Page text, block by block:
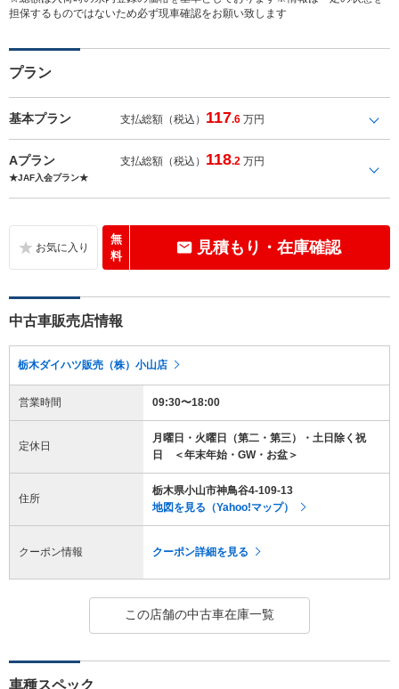
担保するものではないため必ず現車確認をお願い致します
プラン
基本プラン 支払総額（税込） 117.6 万円
Aプラン 支払総額（税込） 118.2 万円
★JAF入会プラン★
無
料
見積もり・在庫確認
中古車販売店情報
栃木ダイハツ販売（株）小山店
営業時間 09:30〜18:00
定休日
月曜日・火曜日（第二・第三）・土日除く祝
日 ＜年末年始・GW・お盆＞
住所
栃木県小山市神鳥谷4-109-13
地図を見る（Yahoo!マップ）
クーポン情報 クーポン詳細を見る
この店舗の中古車在庫一覧
車種スペック